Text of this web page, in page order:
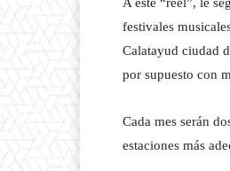
festivales
Calatayud ciudad
por supuesto con
Cada mes serán
estaciones más